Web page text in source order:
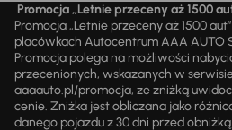
Promocja „Letnie przeceny aż 1500
Promocja „Letnie przeceny aż 1500
placówkach Autocentrum AAA AUTO
Promocja polega na możliwości
przecenionych, wskazanych w
aaaauto.pl/promocja, ze zniżką
cenie. Zniżka jest obliczana jako
danego pojazdu z 30 dni przed